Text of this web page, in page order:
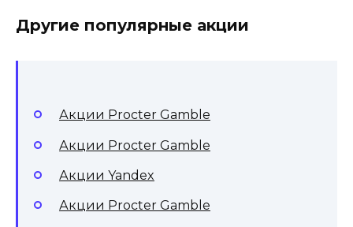
Другие популярные акции
Акции Procter Gamble
Акции Procter Gamble
Акции Yandex
Акции Procter Gamble